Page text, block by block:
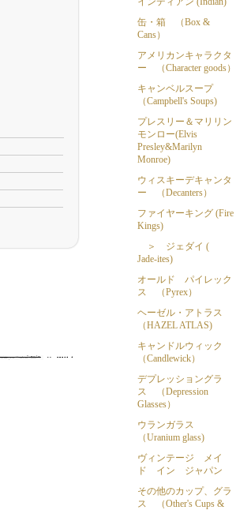
缶・箱 （Box &
Cans）
アメリカンキャラクタ
ー （Character goods）
キャンベルスープ
（Campbell's Soups)
プレスリー＆マリリン
モンロー(Elvis
Presley&Marilyn
Monroe)
ウィスキーデキャンタ
ー （Decanters）
ファイヤーキング (Fire
Kings)
＞ ジェダイ (
Jade-ites)
オールド パイレック
ス （Pyrex）
ヘーゼル・アトラス
（HAZEL ATLAS)
キャンドルウィック
（Candlewick）
デプレッショングラ
ス （Depression
Glasses）
ウランガラス
（Uranium glass)
ヴィンテージ メイ
ド イン ジャパン
その他のカップ、グラ
ス （Other's Cups &